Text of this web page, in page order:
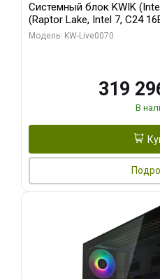
Системный блок KWIK
(Raptor Lake, Intel 7, C24
модуля)/ Gigabyte RTX5080
Модель: KW-Live0070
319
В